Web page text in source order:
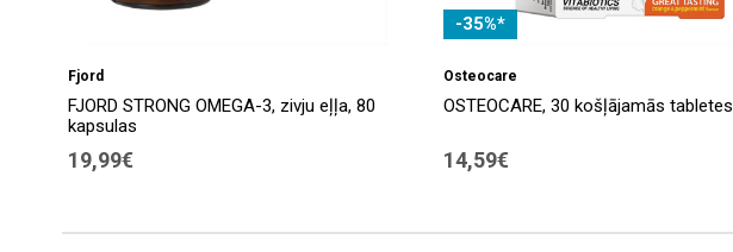
Fjord
FJORD STRONG OMEGA-3, zivju eļļa, 80
kapsulas
19,99€
-35%*
Osteocare
OSTEOCARE, 30 košļājamās tabletes
14,59€